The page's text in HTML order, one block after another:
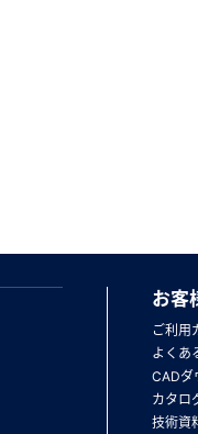
お客
ご利用
よくあ
CADダ
カタロ
技術資